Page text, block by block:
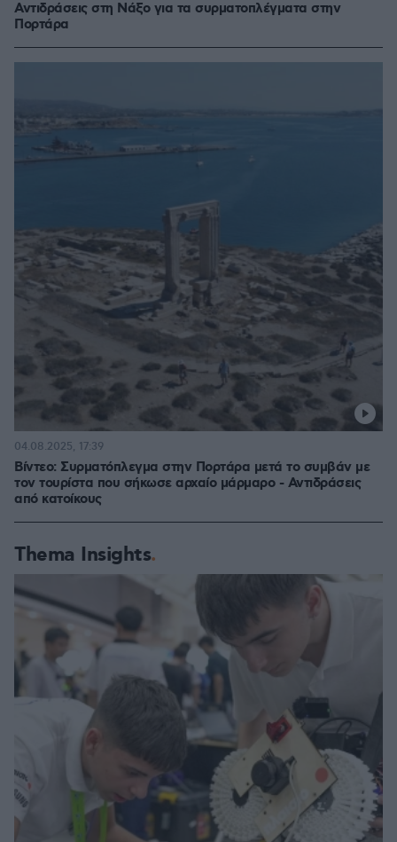
Αντιδράσεις στη Νάξο για τα συρματοπλέγματα στην
Πορτάρα
Βίντεο: Συρματόπλεγμα στην Πορτάρα μετά το συμβάν με
τον τουρίστα που σήκωσε αρχαίο μάρμαρο - Αντιδράσεις
από κατοίκους
04.08.2025, 17:39
Thema Insights